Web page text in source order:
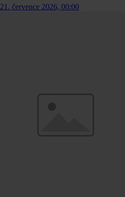
21. července 2026, 00:00